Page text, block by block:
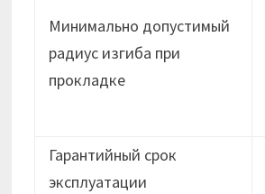
Минимально допустимый
радиус изгиба при
прокладке
Гарантийный срок
эксплуатации